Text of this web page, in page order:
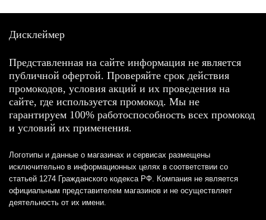
Дисклеймер
Представленная на сайте информация не является
публичной офертой. Проверяйте срок действия
промокодов, условия акций и их проведения на
сайте, где используется промокод. Мы не
гарантируем 100% работоспособность всех промокод
и условий их применения.
Логотипы и данные о магазинах и сервисах размещены
исключительно в информационных целях в соответствии со
статьей 1274 Гражданского кодекса РФ. Компания не является
официальным представителем магазинов и не осуществляет
деятельность от их имени.